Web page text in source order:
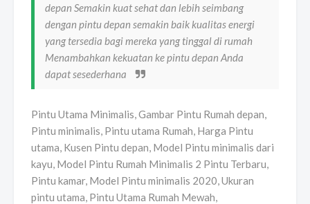
depan Semakin kuat sehat dan lebih seimbang
dengan pintu depan semakin baik kualitas energi
yang tersedia bagi mereka yang tinggal di rumah
Menambahkan kekuatan ke pintu depan Anda
dapat sesederhana
Pintu Utama Minimalis, Gambar Pintu Rumah depan,
Pintu minimalis, Pintu utama Rumah, Harga Pintu
utama, Kusen Pintu depan, Model Pintu minimalis dari
kayu, Model Pintu Rumah Minimalis 2 Pintu Terbaru,
Pintu kamar, Model Pintu minimalis 2020, Ukuran
pintu utama, Pintu Utama Rumah Mewah,